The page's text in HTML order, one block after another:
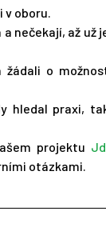
v oboru.
nečekají, až už
o
hledal praxi,
projektu
otázkami.